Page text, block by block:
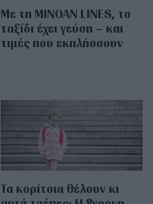
Με τη MINOAN LINES, το
ταξίδι έχει γεύση – και
τιμές που εκπλήσσουν
Τα κορίτσια θέλουν κι